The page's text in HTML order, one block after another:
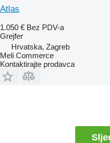
Atlas
1.050 € Bez PDV-a
Grejfer
Hrvatska, Zagreb
Meli Commerce
Kontaktirajte prodavca